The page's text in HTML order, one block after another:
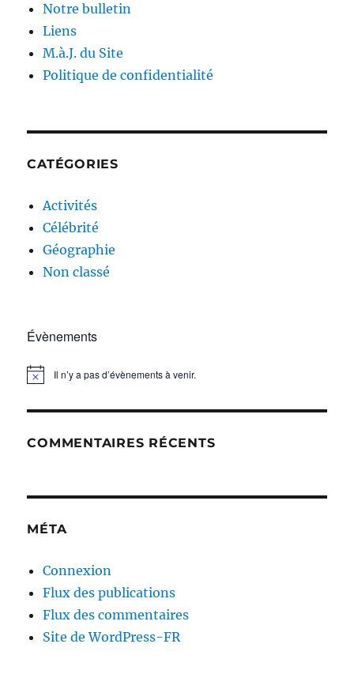
Notre bulletin
Liens
M.à.J. du Site
Politique de confidentialité
CATÉGORIES
Activités
Célébrité
Géographie
Non classé
Évènements
N
i
e
Il n’y a pas d’évènements à venir.
COMMENTAIRES RÉCENTS
MÉTA
Connexion
Flux des publications
Flux des commentaires
Site de WordPress-FR